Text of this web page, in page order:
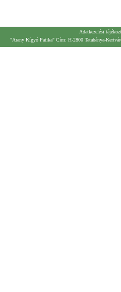
Adatkezelési
"Arany Kígyó Patika" Cím: H-2800 Tatabánya-